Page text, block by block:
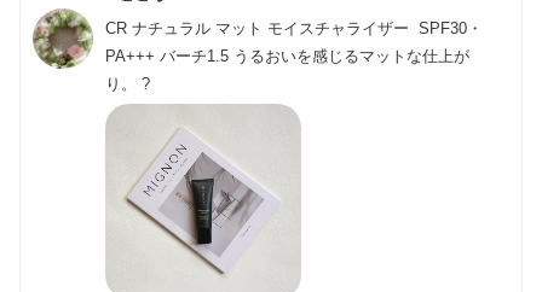
CR ナチュラル マット モイスチャライザー SPF30・
PA+++ バーチ1.5 うるおいを感じるマットな仕上が
り。 ?